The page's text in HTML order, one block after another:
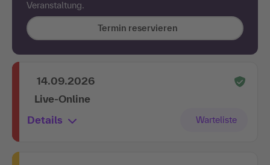
Veranstaltung.
Termin reservieren
14.09.2026
Live-Online
Details